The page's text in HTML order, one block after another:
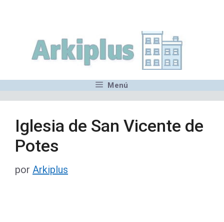
contenido
Menú
Iglesia de San Vicente de
Potes
por Arkiplus